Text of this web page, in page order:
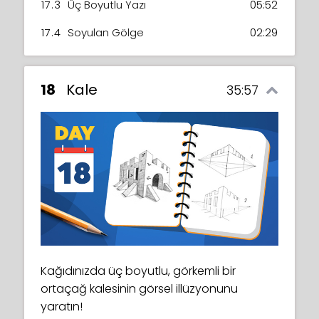
17.3 Üç Boyutlu Yazı
05:52
17.4 Soyulan Gölge 02:29
18 Kale 35:57
Kağıdınızda üç boyutlu, görkemli bir
ortaçağ kalesinin görsel illüzyonunu
yaratın!